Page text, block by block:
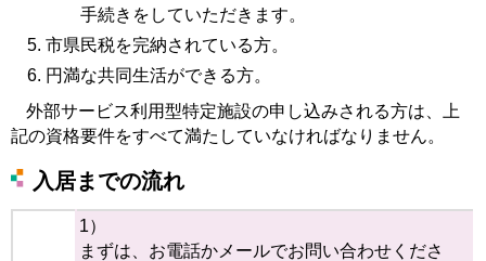
手続きをしていただきます。
市県民税を完納されている方。
円満な共同生活ができる方。
外部サービス利用型特定施設の申し込みされる方は、上
記の資格要件をすべて満たしていなければなりません。
入居までの流れ
1）
まずは、お電話かメールでお問い合わせくださ